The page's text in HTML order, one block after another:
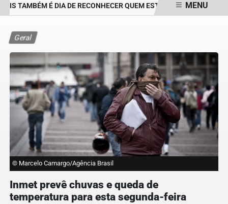
TAMBÉM É DIA DE RECONHECER QUEM ESTEVE PRESENTE:
MENU
Geral
© Marcelo Camargo/Agência Brasil
Inmet prevê chuvas e queda de
temperatura para esta segunda-feira